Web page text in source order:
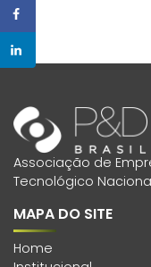
Associação de
Tecnológico
MAPA DO SITE
Home